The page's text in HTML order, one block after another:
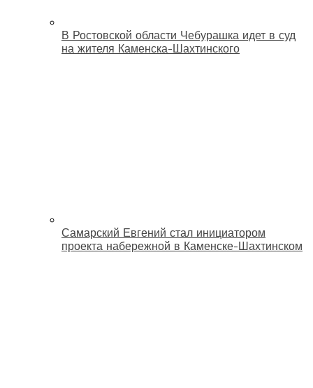
В Ростовской области Чебурашка идет в суд
на жителя Каменска-Шахтинского
Самарский Евгений стал инициатором
проекта набережной в Каменске-Шахтинском